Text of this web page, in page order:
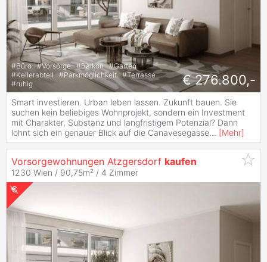
#Büro #Vorsorge #Balkon #Garten
#Kellerabteil #Parkmöglichkeit #Terrasse
#ruhig € 276.800,-
Smart investieren. Urban leben lassen. Zukunft bauen. Sie
suchen kein beliebiges Wohnprojekt, sondern ein Investment
mit Charakter, Substanz und langfristigem Potenzial? Dann
lohnt sich ein genauer Blick auf die Canavesegasse... [Mehr]
Vorsorgewohnungen Atzgersdorf kaufen
1230 Wien / 90,75m² / 4 Zimmer